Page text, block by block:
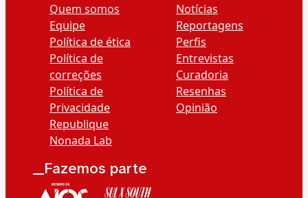
Quem somos
Equipe
Política de ética
Política de
correções
Política de
Privacidade
Republique
Nonada Lab
Notícias
Reportagens
Perfis
Entrevistas
Curadoria
Resenhas
Opinião
__Fazemos parte